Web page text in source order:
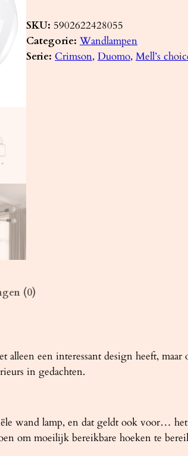
n
d
l
a
SKU: 5902622428055
Categorie: Wandlampen
Serie: Crimson, Duomo, Mell’s
(0)
een interessant design heeft,
in gedachten.
wand lamp, en dat geldt ook voor…
om moeilijk bereikbare hoeken te